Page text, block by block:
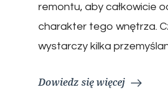
remontu, aby całkowicie
charakter tego wnętrza.
wystarczy kilka
Dowiedz się więcej